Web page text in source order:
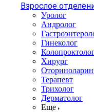
Взрослое
Уролог
Андролог
Гинеколог
Хирург
Терапевт
Трихолог
Дерматолог
Еще